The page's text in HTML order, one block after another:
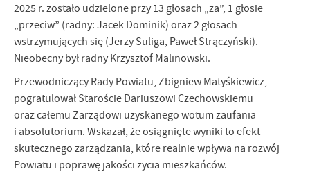
2025 r. zostało udzielone przy 13 głosach „za”, 1 głosie
„przeciw” (radny: Jacek Dominik) oraz 2 głosach
wstrzymujących się (Jerzy Suliga, Paweł Strączyński).
Nieobecny był radny Krzysztof Malinowski.
Przewodniczący Rady Powiatu, Zbigniew Matyśkiewicz,
pogratulował Staroście Dariuszowi Czechowskiemu
oraz całemu Zarządowi uzyskanego wotum zaufania
i absolutorium. Wskazał, że osiągnięte wyniki to efekt
skutecznego zarządzania, które realnie wpływa na rozwój
Powiatu i poprawę jakości życia mieszkańców.
zwyczajów dotyczących przeglądanej witryny internetowej. Treści
promocyjne mogą pojawić się na stronach podmiotów trzecich lub
firm będących naszymi partnerami oraz innych dostawców usług.
Firmy te działają w charakterze pośredników prezentujących nasze
treści w postaci wiadomości, ofert, komunikatów mediów
społecznościowych.